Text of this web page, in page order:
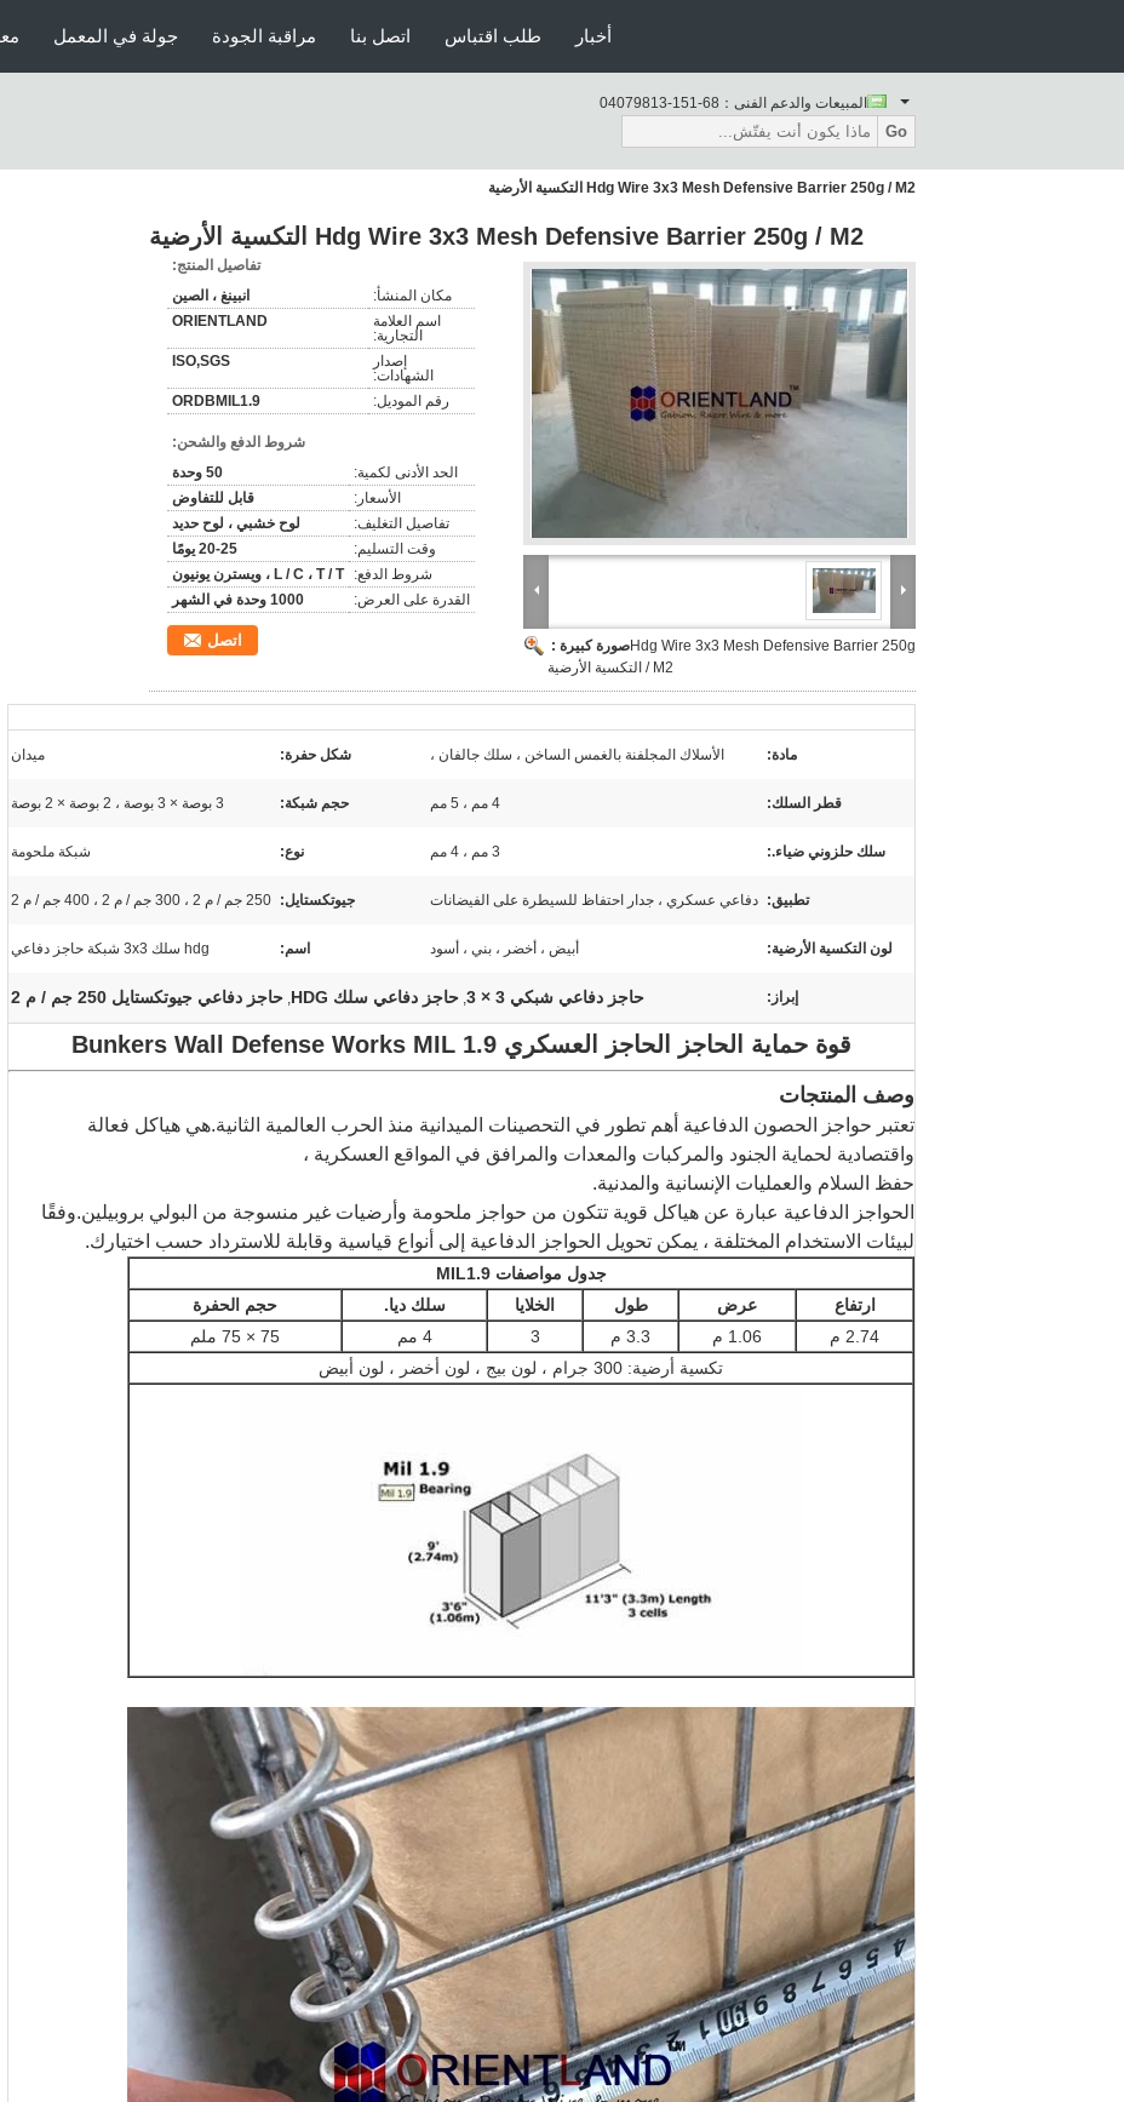
جولة في المعمل مراقبة الجودة اتصل بنا طلب اقتباس أخبار
المبيعات والدعم الفنى： 86-151-31897040
Go
Hdg Wire 3x3 Mesh Defensive Barrier 250g / M2 التكسية الأرضية
Hdg Wire 3x3 Mesh Defensive Barrier 250g / M2 التكسية الأرضية
صورة كبيرة :Hdg Wire 3x3 Mesh Defensive Barrier 250g
/ M2 التكسية الأرضية
تفاصيل المنتج:
مكان المنشأ:
انبينغ ، الصين
اسم العلامة
التجارية:
ORIENTLAND
إصدار
الشهادات:
ISO,SGS
رقم الموديل: ORDBMIL1.9
شروط الدفع والشحن:
الحد الأدنى لكمية:
50 وحدة
الأسعار:
قابل للتفاوض
تفاصيل التغليف:
لوح خشبي ، لوح حديد
وقت التسليم:
20-25 يومًا
شروط الدفع:
L / C ، T / T ، ويسترن يونيون
القدرة على العرض:
1000 وحدة في الشهر
اتصل
مادة: الأسلاك المجلفنة بالغمس الساخن ، سلك جالفان ، شكل حفرة: ميدان
قطر السلك: 4 مم ، 5 مم حجم شبكة: 3 بوصة × 3 بوصة ، 2 بوصة × 2 بوصة
سلك حلزوني ضياء.: 3 مم ، 4 مم نوع: شبكة ملحومة
تطبيق: دفاعي عسكري ، جدار احتفاظ للسيطرة على الفيضانات جيوتكستايل: 250 جم / م 2 ، 300 جم / م 2 ، 400 جم / م 2
لون التكسية الأرضية: أبيض ، أخضر ، بني ، أسود اسم: hdg سلك 3x3 شبكة حاجز دفاعي
إبراز: حاجز دفاعي شبكي 3 × 3 , حاجز دفاعي سلك HDG , حاجز دفاعي جيوتكستايل 250 جم / م 2
قوة حماية الحاجز الحاجز العسكري Bunkers Wall Defense Works MIL 1.9
وصف المنتجات
تعتبر حواجز الحصون الدفاعية أهم تطور في التحصينات الميدانية منذ الحرب العالمية الثانية.هي هياكل فعالة
واقتصادية لحماية الجنود والمركبات والمعدات والمرافق في المواقع العسكرية ،
حفظ السلام والعمليات الإنسانية والمدنية.
الحواجز الدفاعية عبارة عن هياكل قوية تتكون من حواجز ملحومة وأرضيات غير منسوجة من البولي بروبيلين.وفقًا
لبيئات الاستخدام المختلفة ، يمكن تحويل الحواجز الدفاعية إلى أنواع قياسية وقابلة للاسترداد حسب اختيارك.
جدول مواصفات MIL1.9
ارتفاع
عرض طول الخلايا سلك ديا.
حجم الحفرة
2.74 م
1.06 م 3.3 م 3 4 مم
75 × 75 ملم
تكسية أرضية: 300 جرام ، لون بيج ، لون أخضر ، لون أبيض